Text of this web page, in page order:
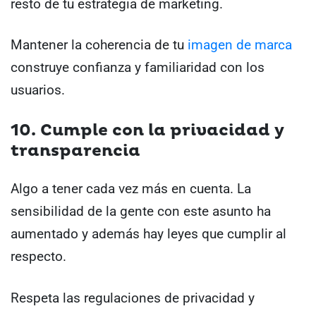
resto de tu estrategia de marketing.
Mantener la coherencia de tu imagen de marca
construye confianza y familiaridad con los
usuarios.
10. Cumple con la privacidad y
transparencia
Algo a tener cada vez más en cuenta. La
sensibilidad de la gente con este asunto ha
aumentado y además hay leyes que cumplir al
respecto.
Respeta las regulaciones de privacidad y